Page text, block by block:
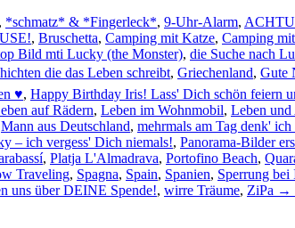
, *schmatz* & *Fingerleck*, 9-Uhr-Alarm,
, Bruschetta, Camping mit Katze, Camping
Bild mti Lucky (the Monster), die Suche nach
die das Leben schreibt, Griechenland, Gute
♥, Happy Birthday Iris! Lass' Dich schön feiern
auf Rädern, Leben im Wohnmobil, Leben
Mann aus Deutschland, mehrmals am Tag denk'
– ich vergess' Dich niemals!, Panorama-Bilder
, Platja L'Almadrava, Portofino Beach,
Traveling, Spagna, Spain, Spanien, Sperrung bei
uns über DEINE Spende!, wirre Träume, ZiPa →